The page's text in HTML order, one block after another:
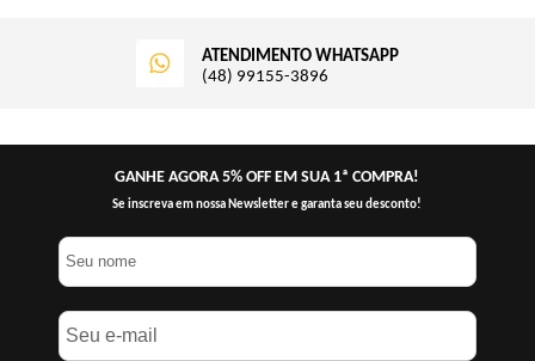
ATENDIMENTO WHATSAPP
(48) 99155-3896
GANHE AGORA 5% OFF EM SUA 1ª COMPRA!
Se inscreva em nossa Newsletter e garanta seu desconto!